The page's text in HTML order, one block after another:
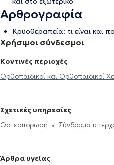
Αρθρογραφία
Κρυοθεραπεία: τι είναι και
Χρήσιμοι σύνδεσμοι
Κοντινές περιοχές
Ορθοπαιδικοί και Ορθοπαιδικοί
Ορθοπαιδικοί και Ορθοπαιδικοί
Ορθοπαιδικοί και Ορθοπαιδικοί
Ορθοπαιδικοί και Ορθοπαιδικοί
Σχετικές υπηρεσίες
Οστεοπόρωση
Σύνδρομα
Άρθρα υγείας